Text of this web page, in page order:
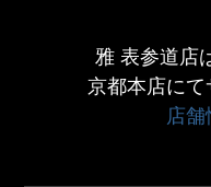
雅 表参道店
京都本店にて
店舗